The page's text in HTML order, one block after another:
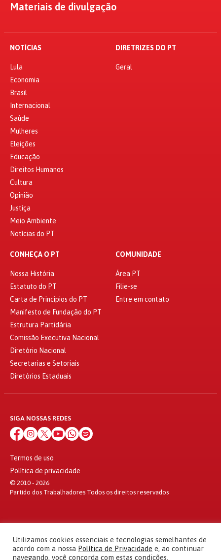
Materiais de divulgação
NOTÍCIAS
Lula
Economia
Brasil
Internacional
Saúde
Mulheres
Eleições
Educação
Direitos Humanos
Cultura
Opinião
Justiça
Meio Ambiente
Notícias do PT
DIRETRIZES DO PT
Geral
CONHEÇA O PT
Nossa História
Estatuto do PT
Carta de Princípios do PT
Manifesto de Fundação do PT
Estrutura Partidária
Comissão Executiva Nacional
Diretório Nacional
Secretarias e Setoriais
Diretórios Estaduais
COMUNIDADE
Área PT
Filie-se
Entre em contato
SIGA NOSSAS REDES
Termos de uso
Política de privacidade
© 2010 - 2026
Partido dos Trabalhadores Todos os direitos reservados
Utilizamos cookies essenciais e tecnologias semelhantes de
acordo com a nossa Política de Privacidade e, ao continuar
navegando, você concorda com estas condições.